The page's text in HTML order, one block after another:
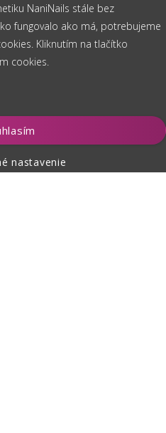
NaniNails stále bez
fungovalo ako má, potrebujeme
Kliknutím na tlačítko
cookies.
nastavenie
košíka